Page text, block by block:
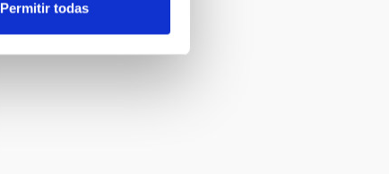
Permitir todas